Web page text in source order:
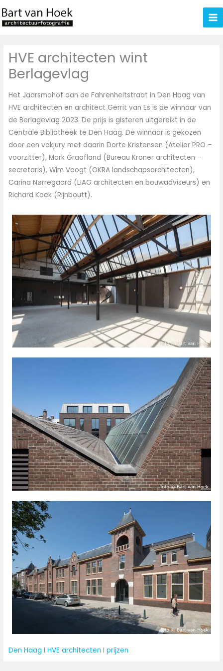
Ga
naar
HVE architecten wint
Berlagevlag
Het Jaarsmahof aan de Fahrenheitstraat in Den Haag van
HVE architecten en architect Gerrit van Es is de winnaar van
de Berlagevlag 2023. De prijs is gisteren uitgereikt in de
Centrale Bibliotheek te Den Haag. De winnaar is gekozen
door een vakjury met daarin Dorte Kristensen (Atelier PRO –
voorzitter), Mark Graafland (Bureau Kroner architecten –
secretaris), Wim Voogt (OKRA landschapsarchitecten),
Carina Nørregaard (LIAG architecten en bouwadviseurs) en
Richard Koek (Rijnboutt).
Den Haag I HVE architecten I prijzen